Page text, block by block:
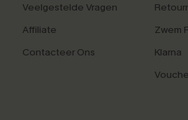
Veelgestelde Vragen
Affiliate
Contacteer Ons
Zwem
Klarna